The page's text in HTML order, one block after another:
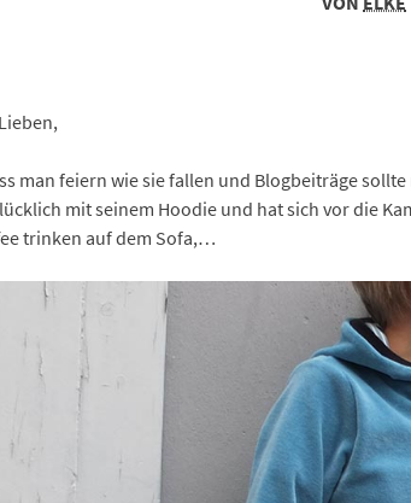
man feiern wie sie fallen und Blogbeiträge
mit seinem Hoodie und hat sich vor die
trinken auf dem Sofa,…